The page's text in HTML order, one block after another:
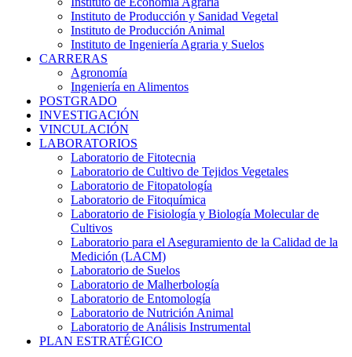
Instituto de Producción y Sanidad Vegetal
Instituto de Producción Animal
Instituto de Ingeniería Agraria y Suelos
CARRERAS
Agronomía
Ingeniería en Alimentos
POSTGRADO
INVESTIGACIÓN
VINCULACIÓN
LABORATORIOS
Laboratorio de Fitotecnia
Laboratorio de Cultivo de Tejidos Vegetales
Laboratorio de Fitopatología
Laboratorio de Fitoquímica
Laboratorio de Fisiología y Biología Molecular de
Cultivos
Laboratorio para el Aseguramiento de la Calidad de la
Medición (LACM)
Laboratorio de Suelos
Laboratorio de Malherbología
Laboratorio de Entomología
Laboratorio de Nutrición Animal
Laboratorio de Análisis Instrumental
PLAN ESTRATÉGICO